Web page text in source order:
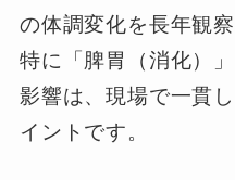
の体調変化を長年観
特に「脾胃（消化）
影響は、現場で一貫
イントです。